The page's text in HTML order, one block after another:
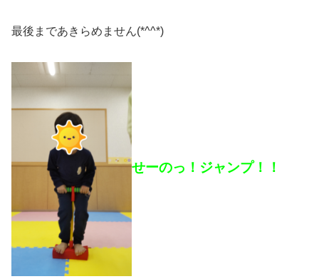
最後まであきらめません(*^^*)
せーのっ！ジャンプ！！